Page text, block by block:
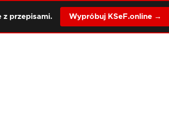
przepisami. Wypróbuj KSeF.online →